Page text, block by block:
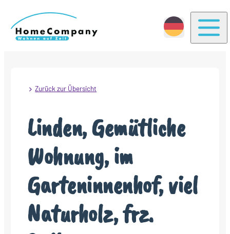
Zurück zur Übersicht
Linden, Gemütliche
Wohnung, im
Garteninnenhof, viel
Naturholz, frz.